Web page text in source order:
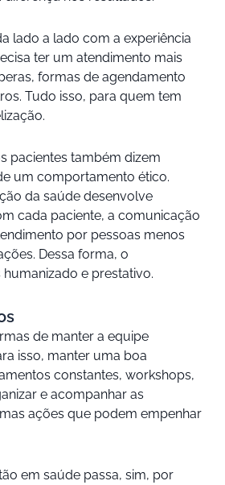
lado a lado com a experiência
ter um atendimento mais
formas de agendamento
Tudo isso, para quem tem
pacientes também dizem
um comportamento ético.
da saúde desenvolve
cada paciente, a comunicação
por pessoas menos
Dessa forma, o
e prestativo.
de manter a equipe
isso, manter uma boa
constantes, workshops,
e acompanhar as
ações que podem empenhar
em saúde passa, sim, por